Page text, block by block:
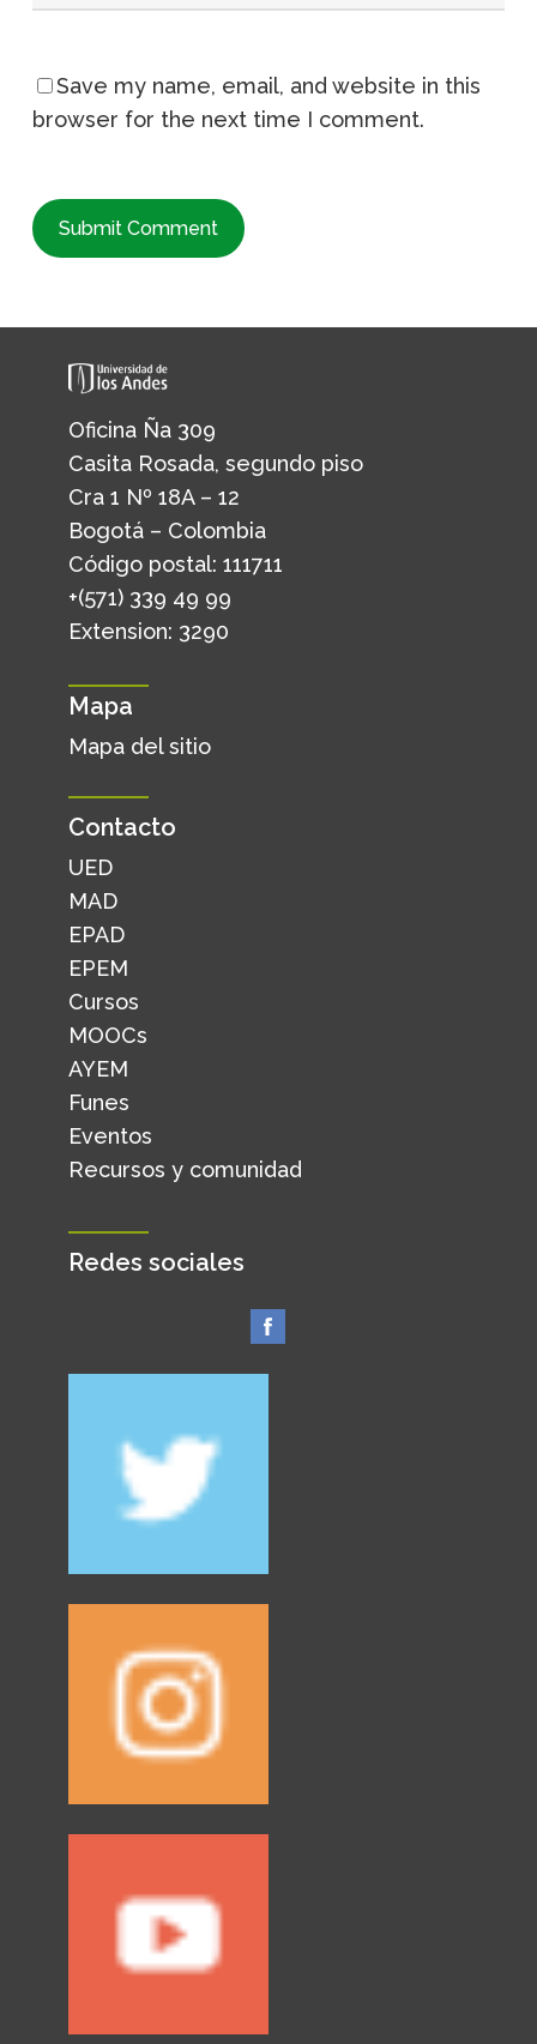
Save my name, email, and website in this
browser for the next time I comment.
Oficina Ña 309
Casita Rosada, segundo piso
Cra 1 Nº 18A – 12
Bogotá – Colombia
Código postal: 111711
+(571) 339 49 99
Extension: 3290
Mapa
Mapa del sitio
Contacto
UED
MAD
EPAD
EPEM
Cursos
MOOCs
AYEM
Funes
Eventos
Recursos y comunidad
Redes sociales